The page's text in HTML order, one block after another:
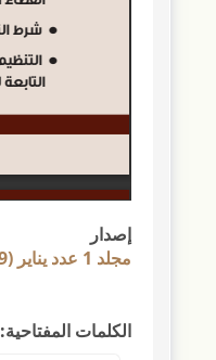
إصدار
مجلد 1 عدد يناير (2019): مجلة الدراسات الفقهية والقانونية
الكلمات المفتاحية: